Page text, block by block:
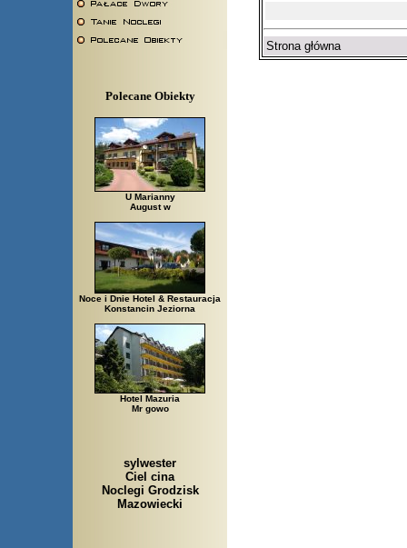
Polecane Obiekty
U Marianny
August w
Noce i Dnie Hotel & Restauracja
Konstancin Jeziorna
Hotel Mazuria
Mr gowo
sylwester
Ciel cina
Noclegi Grodzisk
Mazowiecki
Strona główna